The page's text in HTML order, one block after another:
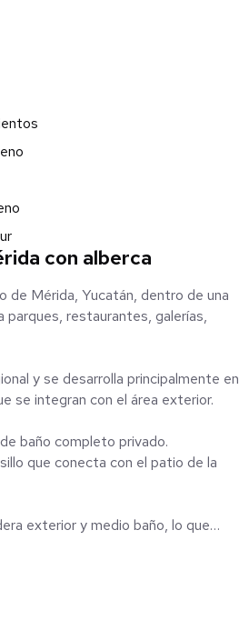
con alberca
de Mérida, Yucatán, dentro de una
parques, restaurantes, galerías,
y se desarrolla principalmente en
se integran con el área exterior.
baño completo privado.
que conecta con el patio de la
exterior y medio baño, lo que
que complementan las áreas